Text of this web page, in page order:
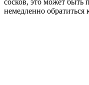
немедленно обратиться